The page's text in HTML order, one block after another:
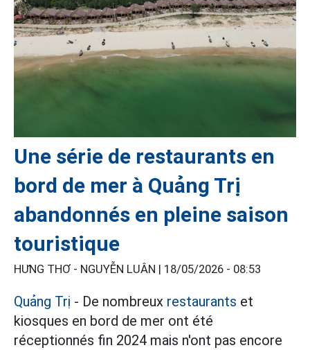
Une série de restaurants en
bord de mer à Quảng Trị
abandonnés en pleine saison
touristique
HƯNG THƠ - NGUYỄN LUÂN | 18/05/2026 - 08:53
Quảng Trị - De nombreux restaurants et
kiosques en bord de mer ont été
réceptionnés fin 2024 mais n'ont pas encore